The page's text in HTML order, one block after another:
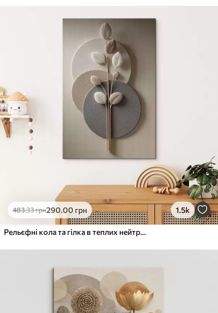
Поверхня з текстурою полотна
483.33грн290.00 грн 1.5k
Рельєфні кола та гілка в теплих нейтральних тонах